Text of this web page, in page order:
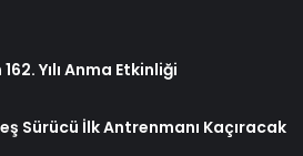
162. Yılı Anma Etkinliği
Sürücü İlk Antrenmanı Kaçıracak